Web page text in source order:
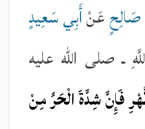
عَنْأَبِي سَعِيدٍ
ـ صلى الله عليه
فَإِنَّ شِدَّةَ الْحَرِّ مِنْ